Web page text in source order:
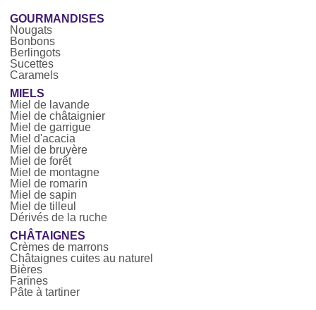
GOURMANDISES
Nougats
Bonbons
Berlingots
Sucettes
Caramels
MIELS
Miel de lavande
Miel de châtaignier
Miel de garrigue
Miel d'acacia
Miel de bruyère
Miel de forêt
Miel de montagne
Miel de romarin
Miel de sapin
Miel de tilleul
Dérivés de la ruche
CHÂTAIGNES
Crèmes de marrons
Châtaignes cuites au naturel
Bières
Farines
Pâte à tartiner